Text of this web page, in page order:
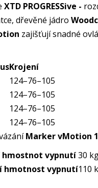
XTD PROGRESSive -
dřevěné jádro
zajišťují snadné
Krojení
124–76–105
124–76–105
124–76–105
124–76–105
Marker vMotion
vypnutí30
hmotnost vypnutí110